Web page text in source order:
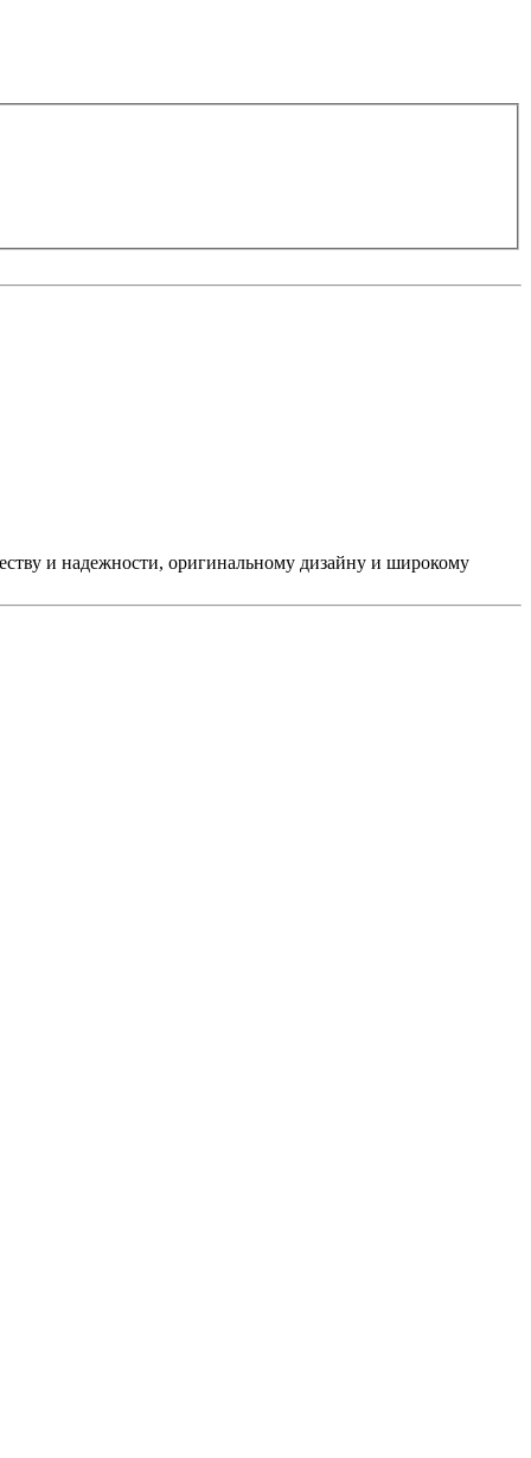
и надежности, оригинальному дизайну и широкому